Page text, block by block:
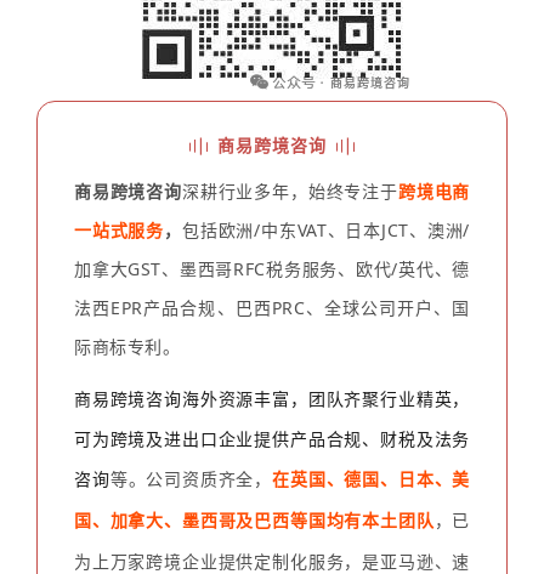
商易跨境咨询
商易跨境咨询深耕行业多年，始终专注于跨境电商
一站式服务， 包括欧洲/中东VAT、日本JCT、澳洲/
加拿大GST、墨西哥RFC税务服务、欧代/英代、德
法西EPR产品合规、巴西PRC、全球公司开户、国
际商标专利。
商易跨境咨询海外资源丰富，团队齐聚行业精英，
可为跨境及进出口企业提供产品合规、财税及法务
咨询等。 公司资质齐全，在英国、德国、日本、美
国、加拿大、墨西哥及巴西等国均有本土团队 ，已
为上万家跨境企业提供定制化服务，是亚马逊、速